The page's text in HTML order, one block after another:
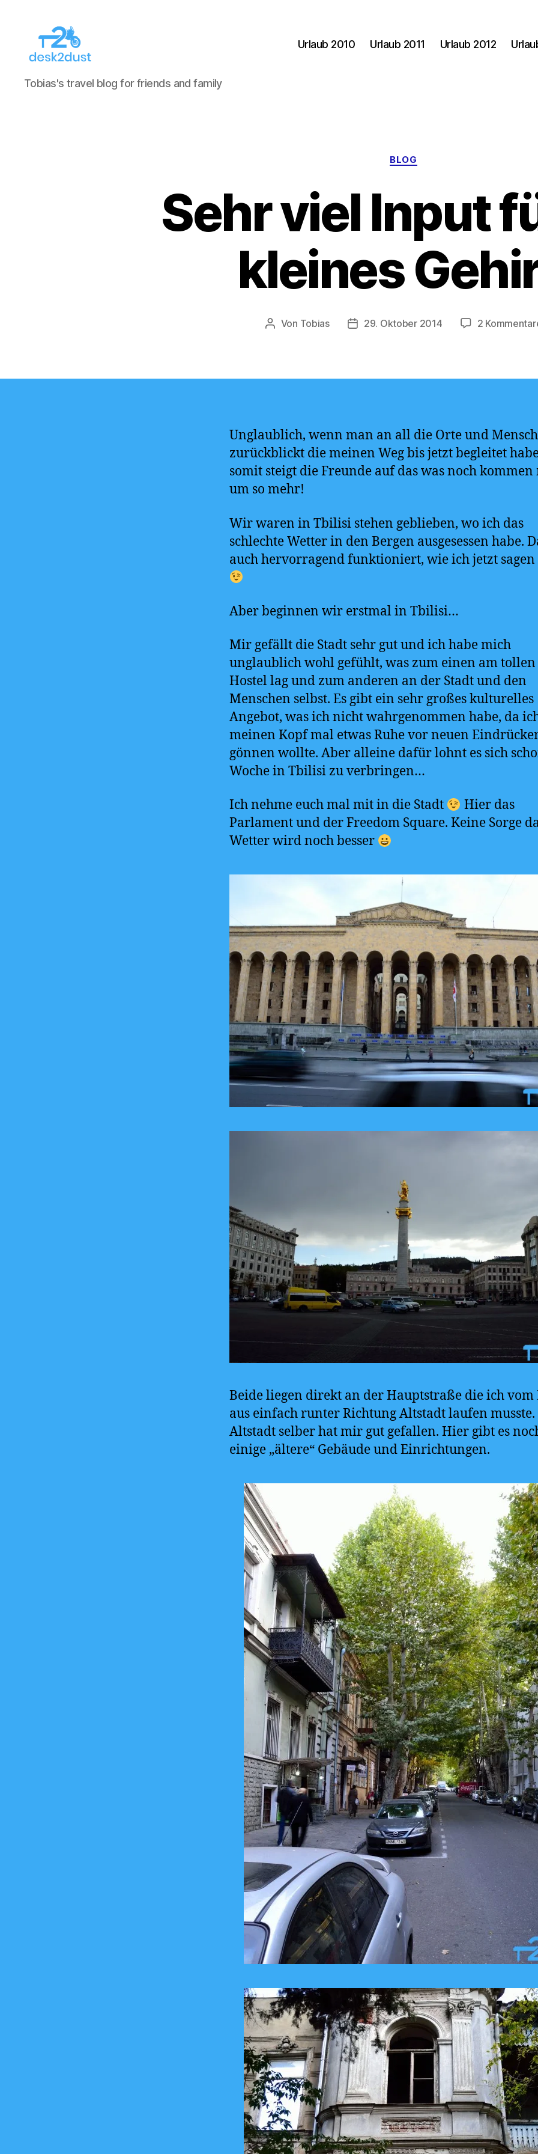
desk2dust
Tobias's travel blog for friends and family
Urlaub 2010 Urlaub 2011 Urlaub 2012
Kategorien
BLOG
Sehr viel Input
kleines
Beitragsautor
Von Tobias Veröffentlichungsdatum
29. Oktober 2014 2
Unglaublich, wenn man an all die Orte und
zurückblickt die meinen Weg bis jetzt begleitet
somit steigt die Freunde auf das was noch kommen
um so mehr!
Wir waren in Tbilisi stehen geblieben, wo ich das
schlechte Wetter in den Bergen ausgesessen habe.
auch hervorragend funktioniert, wie ich jetzt
Aber beginnen wir erstmal in Tbilisi…
Mir gefällt die Stadt sehr gut und ich habe mich
unglaublich wohl gefühlt, was zum einen am tollen
Hostel lag und zum anderen an der Stadt und den
Menschen selbst. Es gibt ein sehr großes kulturelles
Angebot, was ich nicht wahrgenommen habe, da
meinen Kopf mal etwas Ruhe vor neuen
gönnen wollte. Aber alleine dafür lohnt es sich
Woche in Tbilisi zu verbringen…
Ich nehme euch mal mit in die Stadt
Hier das
Parlament und der Freedom Square. Keine Sorge
Wetter wird noch besser
Beide liegen direkt an der Hauptstraße die ich vom
aus einfach runter Richtung Altstadt laufen musste.
Altstadt selber hat mir gut gefallen. Hier gibt es
einige „ältere“ Gebäude und Einrichtungen.